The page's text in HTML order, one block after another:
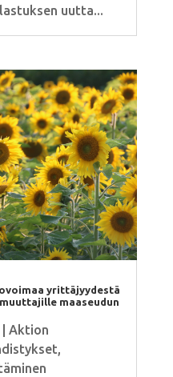
uutta...
yrittäjyydestä
maaseudun
Aktion
,